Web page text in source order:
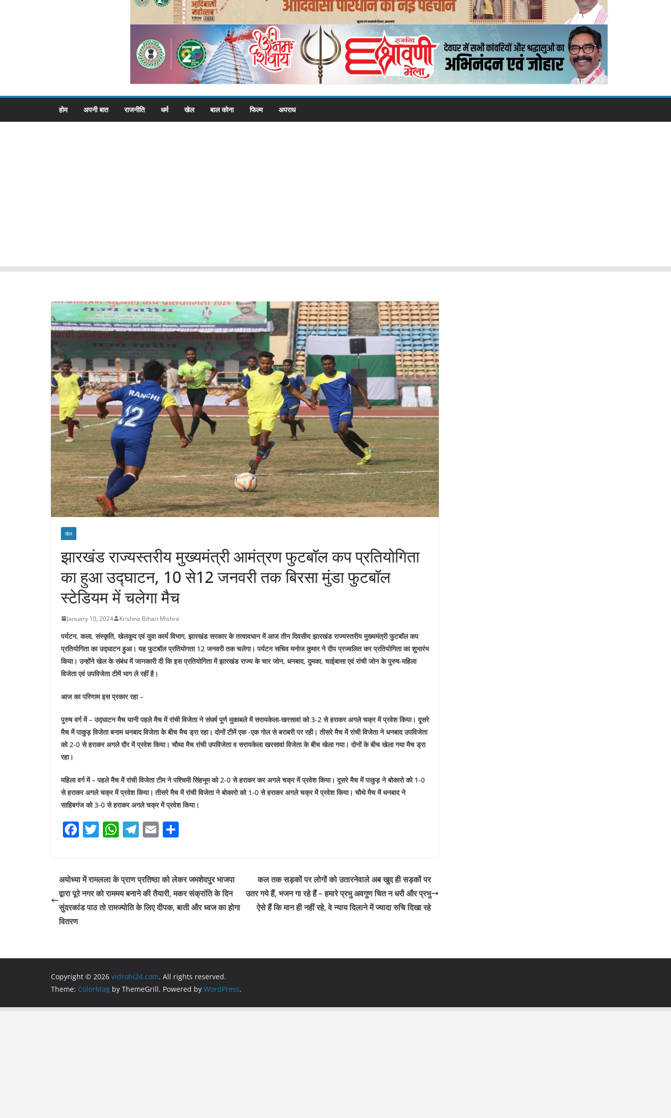
होम अपनी बात राजनीति धर्म खेल बाल कोना फिल्म अपराध
खेल
झारखंड राज्यस्तरीय मुख्यमंत्री आमंत्रण फुटबॉल कप प्रतियोगिता
का हुआ उद्घाटन, 10 से12 जनवरी तक बिरसा मुंडा फुटबॉल
स्टेडियम में चलेगा मैच
January 10, 2024 Krishna Bihari Mishra
पर्यटन, कला, संस्कृति, खेलकूद एवं युवा कार्य विभाग, झारखंड सरकार के तत्वावधान में आज तीन दिवसीय झारखंड राज्यस्तरीय मुख्यमंत्री फुटबॉल कप
प्रतियोगिता का उद्घाटन हुआ। यह फुटबॉल प्रतियोगता 12 जनवरी तक चलेगा। पर्यटन सचिव मनोज कुमार ने दीप प्रज्वलित कर प्रतियोगिता का शुभारंभ
किया। उन्होंने खेल के संबंध में जानकारी दी कि इस प्रतियोगिता में झारखंड राज्य के चार जोन, धनबाद, दुमका, चाईबासा एवं रांची जोन के पुरुष-महिला
विजेता एवं उपविजेता टीमें भाग ले रहीं है।
आज का परिणाम इस प्रकार रहा –
पुरुष वर्ग में –उद्घाटन मैच यानी पहले मैच में रांची विजेता ने संघर्ष पूर्ण मुकाबले में सरायकेला-खरसावां को 3-2 से हराकर अगले चक्र में प्रवेश किया।दूसरे
मैच में पाकुड़ विजेता बनाम धनबाद विजेता के बीच मैच ड्रा रहा। दोनों टीमें एक -एक गोल से बराबरी पर रही।तीसरे मैच में रांची विजेता ने धनबाद उपविजेता
को 2-0 से हराकर अगले दौर में प्रवेश किया।चौथा मैच रांची उपविजेता व सरायकेला खरसावां विजेता के बीच खेला गया। दोनों के बीच खेला गया मैच ड्रा
रहा।
महिला वर्ग में –पहले मैच में रांची विजेता टीम ने पश्चिमी सिंहभूम को 2-0 से हराकर कर अगले चक्र में प्रवेश किया।दूसरे मैच में पाकुड़ ने बोकारो को 1-0
से हराकर अगले चक्र में प्रवेश किया।तीसरे मैच में रांची विजेता ने बोकारो को 1-0 से हराकर अगले चक्र में प्रवेश किया।चौथे मैच में धनबाद ने
साहिबगंज को 3-0 से हराकर अगले चक्र में प्रवेश किया।
F
e
b
o
T
er
W
s
A
p
T
gr
a
m
E
l e
अयोध्या में रामलला के प्राण प्रतिष्ठा को लेकर जमशेदपुर भाजपा
द्वारा पूरे नगर को राममय बनाने की तैयारी, मकर संक्रांति के दिन
सुंदरकांड पाठ तो रामज्योति के लिए दीपक, बाती और ध्वज का होगा
वितरण
कल तक सड़कों पर लोगों को उतारनेवाले अब खुद ही सड़कों पर
उतर गये हैं, भजन गा रहे हैं – हमारे प्रभु अवगुण चित न धरौ और प्रभु
ऐसे हैं कि मान ही नहीं रहे, वे न्याय दिलाने में ज्यादा रुचि दिखा रहे
Copyright © 2026 vidrohi24.com. All rights reserved.
Theme: ColorMag by ThemeGrill. Powered by WordPress.